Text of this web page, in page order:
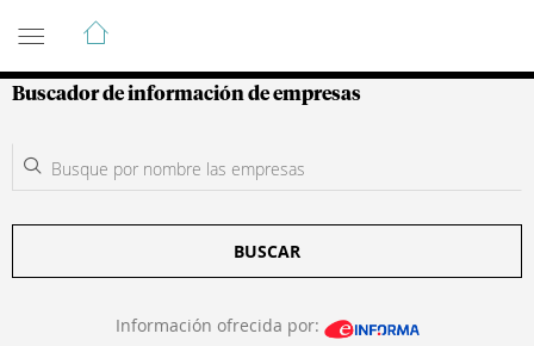
Guía de Empresas Colombianas
Buscador de información de empresas
BUSCAR
Información ofrecida por: